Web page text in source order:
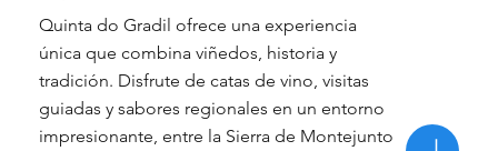
Quinta do Gradil ofrece una experiencia
única que combina viñedos, historia y
tradición. Disfrute de catas de vino, visitas
guiadas y sabores regionales en un entorno
impresionante, entre la Sierra de Montejunto